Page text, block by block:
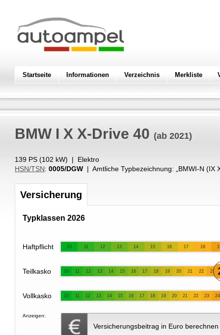
Startseite Informationen Verzeichnis Merkliste
BMW I X X-Drive 40 (ab 2021)
139 PS (102 kW) | Elektro
HSN/TSN: 0005/DGW | Amtliche Typbezeichnung: „ BMWI-N (IX
Versicherung
Typklassen 2026
Haftpflicht 10 11 12 13 14 15 16 17 18
Teilkasko 10 11 12 13 14 15 16 17 18 19 20 21 22 23
Vollkasko 10 11 12 13 14 15 16 17 18 19 20 21 22 23 24
Anzeigen:
Versicherungsbeitrag in Euro berechnen